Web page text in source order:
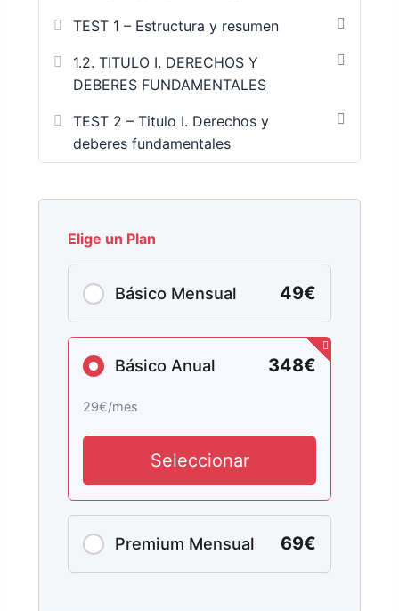
TEST 1 – Estructura y resumen
1.2. TITULO I. DERECHOS Y
DEBERES FUNDAMENTALES
TEST 2 – Titulo I. Derechos y
deberes fundamentales
Básico Mensual 49€
Básico Anual 348€
29€/mes
Premium Mensual 69€